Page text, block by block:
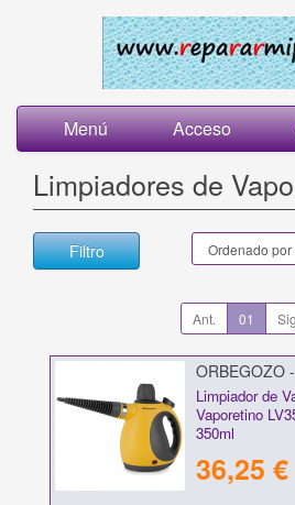
Menú Acceso
Limpiadores de
Filtro
Ant. 01
ORBEGOZO
Limpiador de
Vaporetino
350ml
36,25 €